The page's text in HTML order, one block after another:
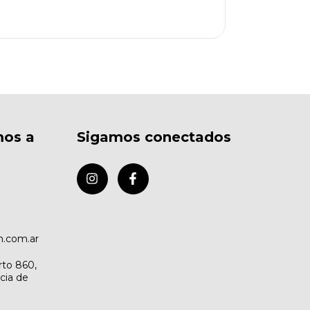
a
860,
de
Sigamos conectados